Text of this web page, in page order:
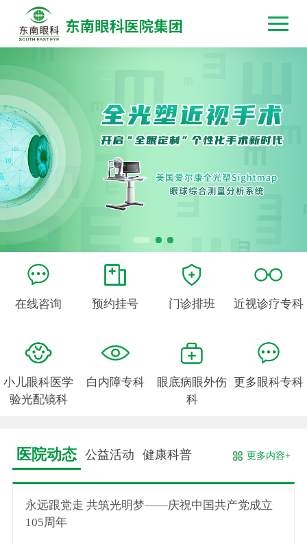
在线咨询 预约挂号 门诊排班 近视诊疗专科
小儿眼科医学
验光配镜科
白内障专科
眼底病眼外伤
科
更多眼科专科
医院动态 公益活动 健康科普 更多内容+
永远跟党走 共筑光明梦——庆祝中国共产党成立
105周年